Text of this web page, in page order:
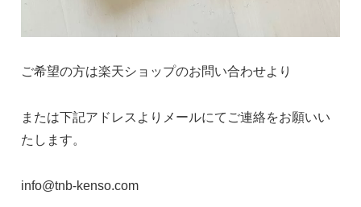
ご希望の方は楽天ショップのお問い合わせより
または下記アドレスよりメールにてご連絡をお願いい
たします。
info@tnb-kenso.com